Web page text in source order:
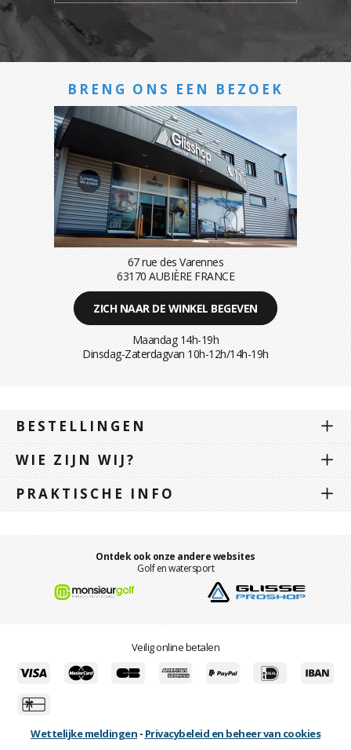
BRENG ONS EEN BEZOEK
67 rue des Varennes
63170 AUBIÈRE FRANCE
ZICH NAAR DE WINKEL BEGEVEN
Maandag 14h-19h
Dinsdag-Zaterdagvan 10h-12h/14h-19h
BESTELLINGEN
WIE ZIJN WIJ?
PRAKTISCHE INFO
Ontdek ook onze andere websites
Golf en watersport
Veilig online betalen
Wettelijke meldingen - Privacybeleid en beheer van cookies